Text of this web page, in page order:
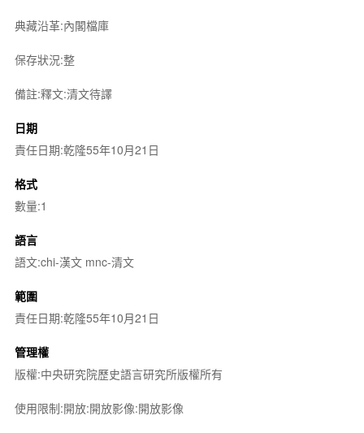
典藏沿革:內閣檔庫
保存狀況:整
備註:釋文:清文待譯
日期
責任日期:乾隆55年10月21日
格式
數量:1
語言
語文:chi-漢文 mnc-清文
範圍
責任日期:乾隆55年10月21日
管理權
版權:中央研究院歷史語言研究所版權所有
使用限制:開放:開放影像:開放影像